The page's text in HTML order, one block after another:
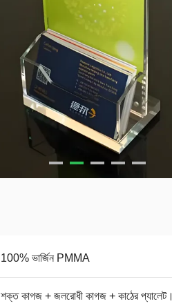
100% ভার্জিন PMMA
শক্ত কাগজ + জলরোধী কাগজ + কাঠের প্যালেট।